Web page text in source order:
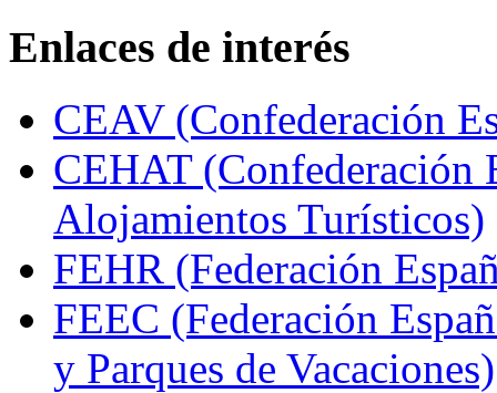
Enlaces de interés
CEAV (Confederación
CEHAT (Confederación
Alojamientos Turísticos)
FEHR (Federación
FEEC (Federación
y Parques de Vacaciones)